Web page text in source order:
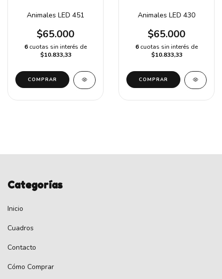
Animales LED 451
$65.000
6 cuotas sin interés de
$10.833,33
COMPRAR
Animales LED 430
$65.000
6 cuotas sin interés de
$10.833,33
COMPRAR
Categorías
Inicio
Cuadros
Contacto
Cómo Comprar